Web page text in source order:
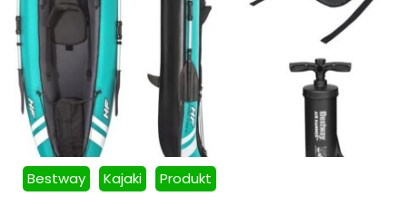
Bestway Kajaki Produkt